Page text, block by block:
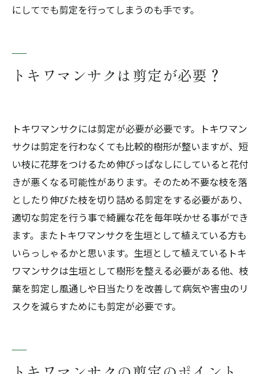
にしてでも剪定を行ってしまうのも手です。
トキワマンサクは剪定が必要？
トキワマンサクには剪定が必要が必要です。トキワマン
サクは剪定を行わなくても比較的樹形が整いますが、短
い枝に花芽をつけるため伸びっぱなしにしていると花付
きが悪くなる可能性があります。そのため不要な枝を落
としたり伸びた枝を切り詰める剪定をする必要があり、
適切な剪定を行う事で綺麗な花を毎年咲かせる事ができ
ます。またトキワマンサクを生垣として植えている方も
いらっしゃるかと思います。生垣として植えているトキ
ワマンサクは生垣として樹形を整える必要がある他、枝
葉を剪定し風通しや日当たりを改善して病気や害虫のリ
スクを減らすためにも剪定が必要です。